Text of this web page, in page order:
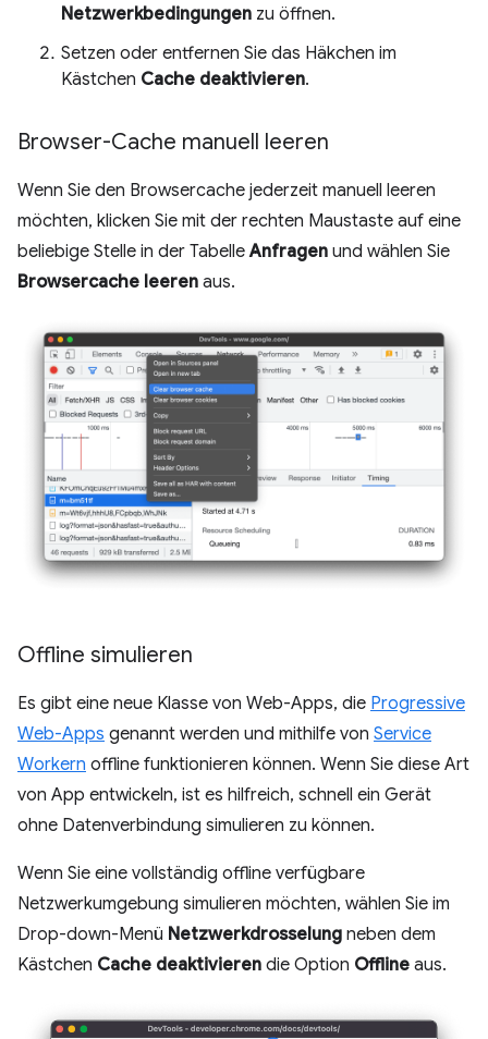
Netzwerkbedingungen zu öffnen.
Setzen oder entfernen Sie das Häkchen im
Kästchen Cache deaktivieren.
Browser-Cache manuell leeren
Wenn Sie den Browsercache jederzeit manuell leeren
möchten, klicken Sie mit der rechten Maustaste auf eine
beliebige Stelle in der TabelleAnfragen und wählen Sie
Browsercache leeren aus.
Offline simulieren
Es gibt eine neue Klasse von Web-Apps, die Progressive
Web-Apps genannt werden und mithilfe von Service
Workern offline funktionieren können. Wenn Sie diese Art
von App entwickeln, ist es hilfreich, schnell ein Gerät
ohne Datenverbindung simulieren zu können.
Wenn Sie eine vollständig offline verfügbare
Netzwerkumgebung simulieren möchten, wählen Sie im
Drop-down-Menü Netzwerkdrosselung neben dem
Kästchen Cache deaktivieren die Option Offline aus.